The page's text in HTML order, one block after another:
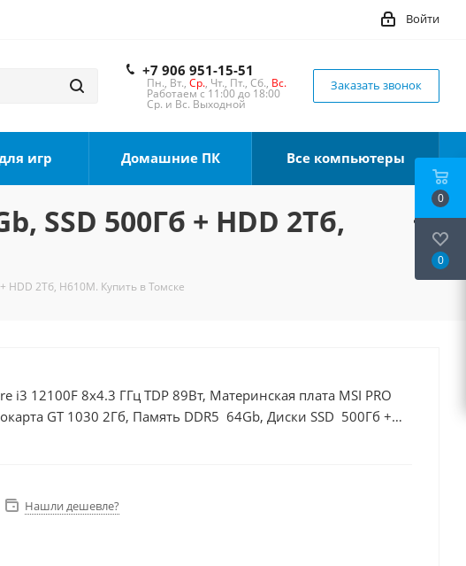
Войти
+7 906 951-15-51
Пн., Вт., Ср., Чт., Пт., Сб., Вс.
Работаем с 11:00 до 18:00
Ср. и Вс. Выходной
Заказать звонок
игр Домашние ПК Все компьютеры
SSD 500Гб + HDD 2Тб,
HDD 2Тб, H610M. Купить в Томске
i3 12100F 8x4.3 ГГц TDP 89Вт, Материнская плата MSI PRO
GT 1030 2Гб, Память DDR5 64Gb, Диски SSD 500Гб +
Нашли дешевле?
0
0